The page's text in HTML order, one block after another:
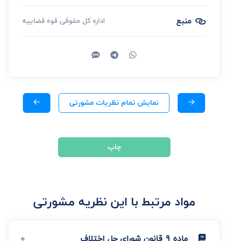
منبع اداره کل حقوقی قوه قضاییه
نمایش تمام نظریات مشورتی
چاپ
مواد مرتبط با این نظریه مشورتی